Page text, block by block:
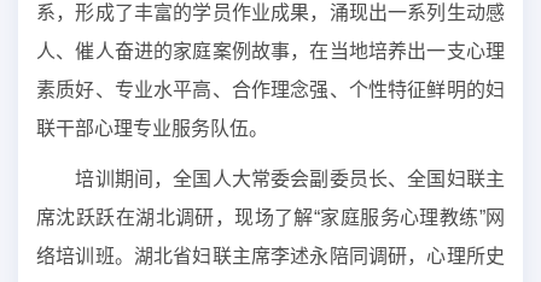
系，形成了丰富的学员作业成果，涌现出一系列生动感
人、催人奋进的家庭案例故事，在当地培养出一支心理
素质好、专业水平高、合作理念强、个性特征鲜明的妇
联干部心理专业服务队伍。
培训期间，全国人大常委会副委员长、全国妇联主
席沈跃跃在湖北调研，现场了解“家庭服务心理教练”网
络培训班。湖北省妇联主席李述永陪同调研，心理所史